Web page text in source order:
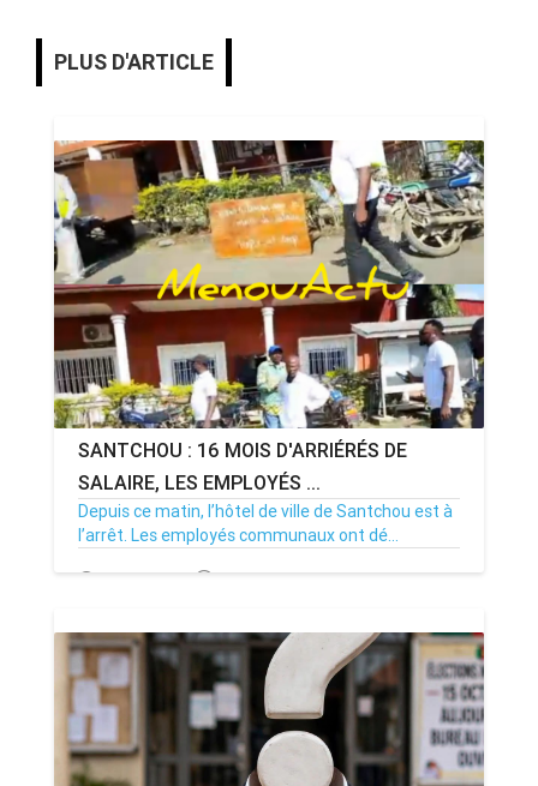
PLUS D'ARTICLE
SANTCHOU : 16 MOIS D'ARRIÉRÉS DE
SALAIRE, LES EMPLOYÉS ...
Depuis ce matin, l’hôtel de ville de Santchou est à
l’arrêt. Les employés communaux ont dé...
20/07/26 Par MenouActu 0